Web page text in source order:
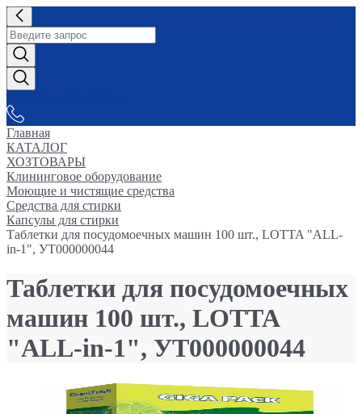
Главная
КАТАЛОГ
ХОЗТОВАРЫ
Клининговое оборудование
Моющие и чистящие средства
Средства для стирки
Капсулы для стирки
Таблетки для посудомоечных машин 100 шт., LOTTA "ALL-
in-1", УТ000000044
Таблетки для посудомоечных
машин 100 шт., LOTTA
"ALL-in-1", УТ000000044